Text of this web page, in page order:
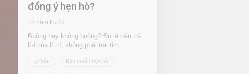
đồng ý hẹn hò?
8 năm trước
Buông hay không buông? Đó là câu trả
lời của lí trí, không phải trái tim.
Ly hôn Bạn muốn hẹn hò